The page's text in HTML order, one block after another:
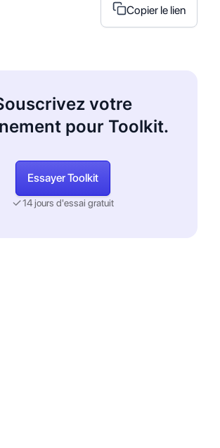
Copier le lien
votre
pour Toolkit.
Essayer Toolkit
14 jours d'essai gratuit